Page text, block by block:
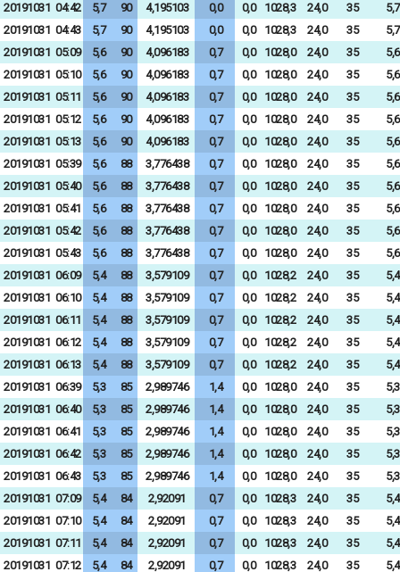
20191031 04:42 5,7 90 4,195103 0,0 0,0 1028,3 24,0 35
5,7
20191031 04:43 5,7 90 4,195103 0,0 0,0 1028,3 24,0 35
5,7
20191031 05:09 5,6 90 4,096183 0,7 0,0 1028,0 24,0 35
5,6
20191031 05:10 5,6 90 4,096183 0,7 0,0 1028,0 24,0 35
5,6
20191031 05:11 5,6 90 4,096183 0,7 0,0 1028,0 24,0 35
5,6
20191031 05:12 5,6 90 4,096183 0,7 0,0 1028,0 24,0 35
5,6
20191031 05:13 5,6 90 4,096183 0,7 0,0 1028,0 24,0 35
5,6
20191031 05:39 5,6 88 3,776438 0,7 0,0 1028,0 24,0 35
5,6
20191031 05:40 5,6 88 3,776438 0,7 0,0 1028,0 24,0 35
5,6
20191031 05:41 5,6 88 3,776438 0,7 0,0 1028,0 24,0 35
5,6
20191031 05:42 5,6 88 3,776438 0,7 0,0 1028,0 24,0 35
5,6
20191031 05:43 5,6 88 3,776438 0,7 0,0 1028,0 24,0 35
5,6
20191031 06:09 5,4 88 3,579109 0,7 0,0 1028,2 24,0 35
5,4
20191031 06:10 5,4 88 3,579109 0,7 0,0 1028,2 24,0 35
5,4
20191031 06:11 5,4 88 3,579109 0,7 0,0 1028,2 24,0 35
5,4
20191031 06:12 5,4 88 3,579109 0,7 0,0 1028,2 24,0 35
5,4
20191031 06:13 5,4 88 3,579109 0,7 0,0 1028,2 24,0 35
5,4
20191031 06:39 5,3 85 2,989746 1,4 0,0 1028,0 24,0 35
5,3
20191031 06:40 5,3 85 2,989746 1,4 0,0 1028,0 24,0 35
5,3
20191031 06:41 5,3 85 2,989746 1,4 0,0 1028,0 24,0 35
5,3
20191031 06:42 5,3 85 2,989746 1,4 0,0 1028,0 24,0 35
5,3
20191031 06:43 5,3 85 2,989746 1,4 0,0 1028,0 24,0 35
5,3
20191031 07:09 5,4 84 2,92091 0,7 0,0 1028,3 24,0 35
5,4
20191031 07:10 5,4 84 2,92091 0,7 0,0 1028,3 24,0 35
5,4
20191031 07:11 5,4 84 2,92091 0,7 0,0 1028,3 24,0 35
5,4
20191031 07:12 5,4 84 2,92091 0,7 0,0 1028,3 24,0 35 5,4